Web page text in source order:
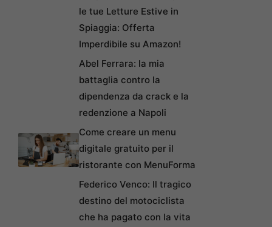
le tue Letture Estive in
Spiaggia: Offerta
Imperdibile su Amazon!
Abel Ferrara: la mia
battaglia contro la
dipendenza da crack e la
redenzione a Napoli
Come creare un menu
digitale gratuito per il
ristorante con MenuForma
Federico Venco: Il tragico
destino del motociclista
che ha pagato con la vita